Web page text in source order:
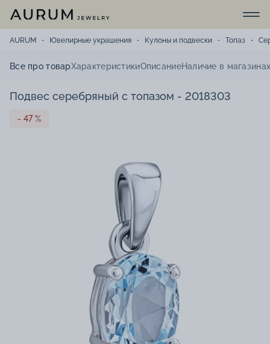
AURUM Ювелирные украшения Кулоны и подвески Топаз
Все про товарХарактеристикиОписаниеНаличие в
Подвес серебряный с топазом - 2018303
- 47 %